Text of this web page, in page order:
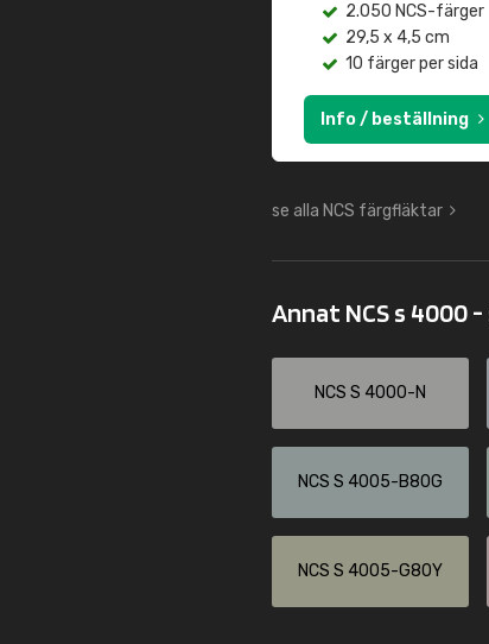
2.050 NCS-färger
29,5 x 4,5 cm
10 färger per sida
Info / beställning
se alla NCS färgfläktar
Annat NCS s 4000 -
NCS S 4000-N
NCS S 4005-B80G
NCS S 4005-G80Y